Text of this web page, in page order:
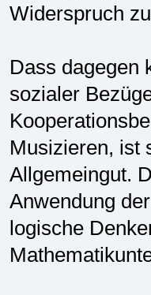
Widerspruch
Dass dagegen
sozialer
Musizieren, ist
Allgemeingut.
Anwendung
logische